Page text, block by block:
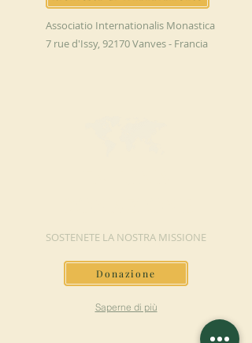
Associatio Internationalis Monastica
7 rue d'Issy, 92170 Vanves - Francia
SOSTENETE LA NOSTRA MISSIONE
Donazione
Saperne di più